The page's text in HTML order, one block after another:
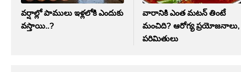
వర్షాల్లో పాములు ఇళ్లలోకి ఎందుకు
వస్తాయి..?
వారానికి ఎంత మటన్ తింటే
మంచిది? ఆరోగ్య ప్రయోజనాలు,
పరిమితులు